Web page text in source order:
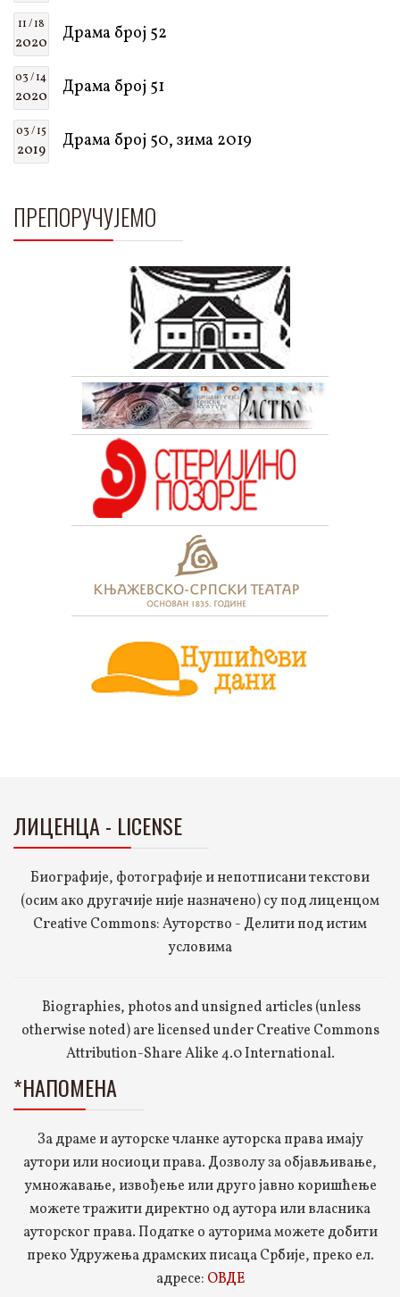
11 / 18
2020 Драма број 52
03 / 14
2020 Драма број 51
03 / 15
2019 Драма број 50, зима 2019
ПРЕПОРУЧУЈЕМО
ЛИЦЕНЦА - LICENSE
Биографије, фотографије и непотписани текстови
(осим ако другачије није назначено) су под лиценцом
Creative Commons: Ауторство - Делити под истим
условима
Biographies, photos and unsigned articles (unless
otherwise noted) are licensed under Creative Commons
Attribution-Share Alike 4.0 International.
*НАПОМЕНА
За драме и ауторске чланке ауторска права имају
аутори или носиоци права. Дозволу за објављивање,
умножавање, извођење или друго јавно коришћење
можете тражити директно од аутора или власника
ауторског права. Податке о ауторима можете добити
преко Удружења драмских писаца Србије, преко ел.
адресе: ОВДЕ